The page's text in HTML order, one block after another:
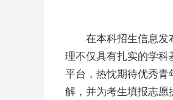
在本科招生信息发
理不仅具有扎实的学科
平台，热忱期待优秀青
解，并为考生填报志愿